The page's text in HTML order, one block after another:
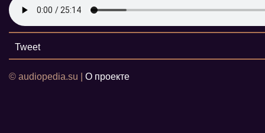
Tweet
© audiopedia.su | О проекте